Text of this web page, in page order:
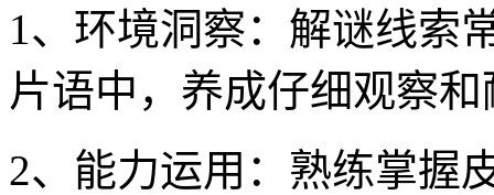
1、环境洞察：解谜线索
片语中，养成仔细观察
2、能力运用：熟练掌握